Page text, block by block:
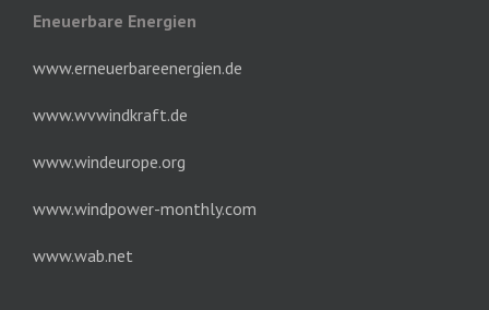
Eneuerbare Energien
www.erneuerbareenergien.de
www.wvwindkraft.de
www.windeurope.org
www.windpower-monthly.com
www.wab.net